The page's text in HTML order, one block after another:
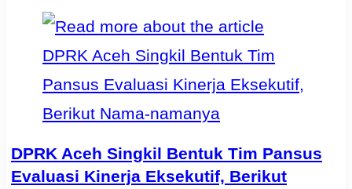
DPRK Aceh Singkil Bentuk Tim Pansus
Evaluasi Kinerja Eksekutif, Berikut